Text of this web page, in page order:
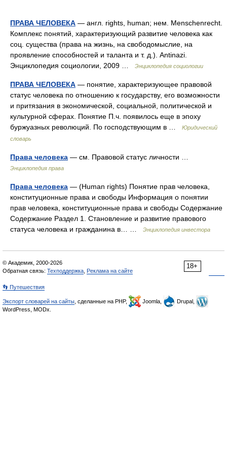
ПРАВА ЧЕЛОВЕКА — англ. rights, human; нем. Menschenrecht.
Комплекс понятий, характеризующий развитие человека как
соц. существа (права на жизнь, на свободомыслие, на
проявление способностей и таланта и т. д.). Antinazi.
Энциклопедия социологии, 2009 …
Энциклопедия социологии
ПРАВА ЧЕЛОВЕКА — понятие, характеризующее правовой
статус человека по отношению к государству, его возможности
и притязания в экономической, социальной, политической и
культурной сферах. Понятие П.ч. появилось еще в эпоху
буржуазных революций. По господствующим в …
Юридический
словарь
Права человека — см. Правовой статус личности …
Энциклопедия права
Права человека — (Human rights) Понятие прав человека,
конституционные права и свободы Информация о понятии
прав человека, конституционные права и свободы Содержание
Содержание Раздел 1. Становление и развитие правового
статуса человека и гражданина в… …
Энциклопедия инвестора
18+
© Академик, 2000-2026
Обратная связь: Техподдержка Реклама на сайте
👣 Путешествия
Экспорт словарей на сайты , сделанные на PHP, Joomla,
Drupal,
WordPress, MODx.